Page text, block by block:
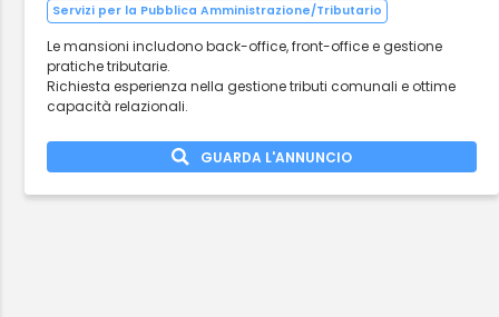
Servizi per la Pubblica Amministrazione/Tributario
Le mansioni includono back-office, front-office e gestione
pratiche tributarie.
Richiesta esperienza nella gestione tributi comunali e ottime
capacità relazionali.
GUARDA L'ANNUNCIO